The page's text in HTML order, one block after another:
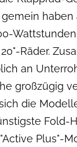
gemein
Räder.
an
großzügig
die
Plus"-